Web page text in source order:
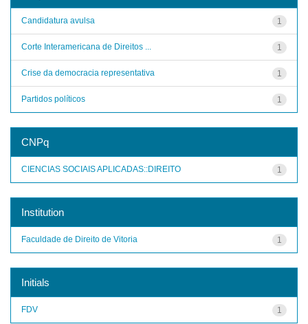
1
Candidatura avulsa
1
Corte Interamericana de Direitos ...
1
Crise da democracia representativa
1
Partidos políticos
CNPq
1
CIENCIAS SOCIAIS APLICADAS::DIREITO
Institution
1
Faculdade de Direito de Vitoria
Initials
1
FDV